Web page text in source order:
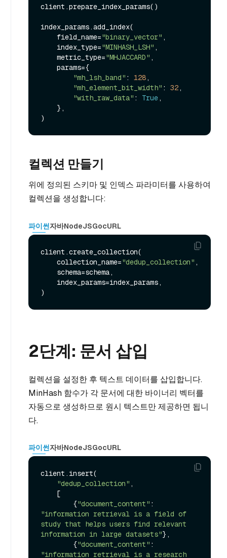
client.prepare_index_params()
index_params.add_index(
    field_name=
"binary_vector" ,
    index_type=
"MINHASH_LSH" ,
    metric_type=
"MHJACCARD" ,
"mh_lsh_band" : 128,
"mh_element_bit_width" : 32,
"with_raw_data" : True,
컬렉션 만들기
위에 정의된 스키마 및 인덱스 파라미터를 사용하여
컬렉션을 생성합니다:
파이썬자바NodeJSGocURL
client.create_collection(
    collection_name=
"dedup_collection" ,
2단계: 문서 삽입
컬렉션을 설정한 후 텍스트 데이터를 삽입합니다.
MinHash 함수가 각 문서에 대한 바이너리 벡터를
자동으로 생성하므로 원시 텍스트만 제공하면 됩니
다.
파이썬자바NodeJSGocURL
client.insert(
"dedup_collection" ,
        {
"document_content"
"information retrieval is a field of
study that helps users find relevant
information in large datasets"},
        {
"document_content"
"information retrieval is a research